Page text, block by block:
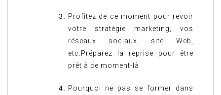
Profitez de ce moment pour revoir
votre stratégie marketing, vos
réseaux sociaux, site Web,
etc.Préparez la reprise pour être
prêt à ce moment-là
Pourquoi ne pas se former dans